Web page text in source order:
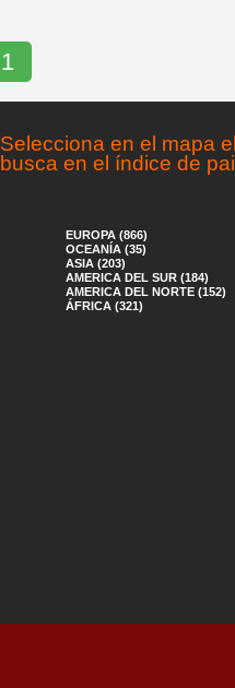
1
Selecciona en el mapa
busca en el índice de
EUROPA (866)
OCEANÍA (35)
ASIA (203)
AMERICA DEL SUR (184)
AMERICA DEL NORTE (152)
ÁFRICA (321)